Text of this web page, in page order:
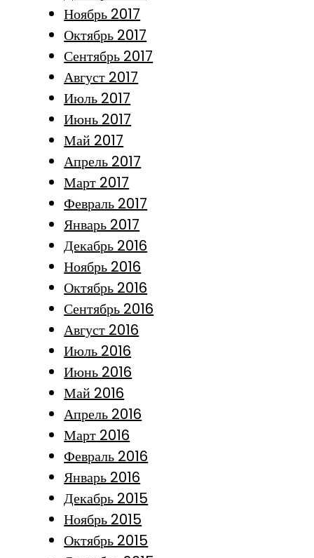
Ноябрь 2017
Октябрь 2017
Сентябрь 2017
Август 2017
Июль 2017
Июнь 2017
Май 2017
Апрель 2017
Март 2017
Февраль 2017
Январь 2017
Декабрь 2016
Ноябрь 2016
Октябрь 2016
Сентябрь 2016
Август 2016
Июль 2016
Июнь 2016
Май 2016
Апрель 2016
Март 2016
Февраль 2016
Январь 2016
Декабрь 2015
Ноябрь 2015
Октябрь 2015